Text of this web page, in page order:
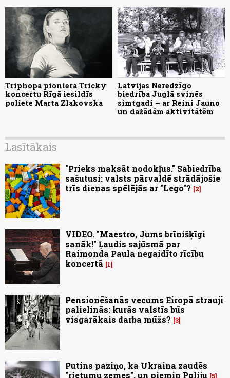
Triphopa pioniera Tricky
koncertu Rīgā iesildīs
poliete Marta Zlakovska
Latvijas Neredzīgo
biedrība Juglā svinēs
simtgadi – ar Reini Jauno
un dažādām aktivitātēm
Lasītākais
"Prieks maksāt nodokļus." Sabiedrība
sašutusi: valsts pārvaldē strādājošie
trīs dienas spēlējās ar "Lego"?
2
VIDEO. "Maestro, Jums brīnišķīgi
sanāk!" Ļaudis sajūsmā par
Raimonda Paula negaidīto rīcību
koncertā
1
Pensionēšanās vecums Eiropā strauji
palielinās: kurās valstīs būs
visgarākais darba mūžs? 3
Putins paziņo, ka Ukraina zaudēs
"rietumu zemes", un piemin Poliju 5